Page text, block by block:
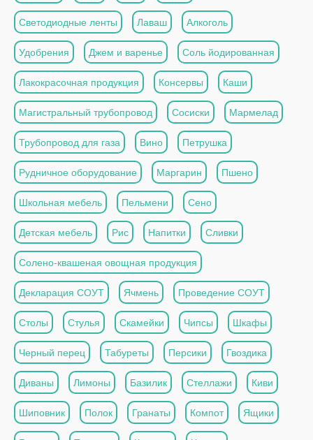
Светодиодные ленты Лаваш Алкоголь
Удобрения Джем и варенье Соль йодированная
Лакокрасочная продукция Консервы Каши
Магистральный трубопровод Сосиски Мармелад
Трубопровод для газа Вино Петрушка
Рудничное оборудование Маргарин Пшено
Школьная мебель Пельмени Сено
Детская мебель Рис Напитки Сливки
Солено-квашеная овощная продукция
Декларация СОУТ Ячмень Проведение СОУТ
Столы Стулья Скамейки Чипсы Шкафы
Черный перец Табуреты Персики Гвоздика
Диваны Лимоны Базилик Стеллажи Киви
Шиповник Полок Гранаты Компот Ящики